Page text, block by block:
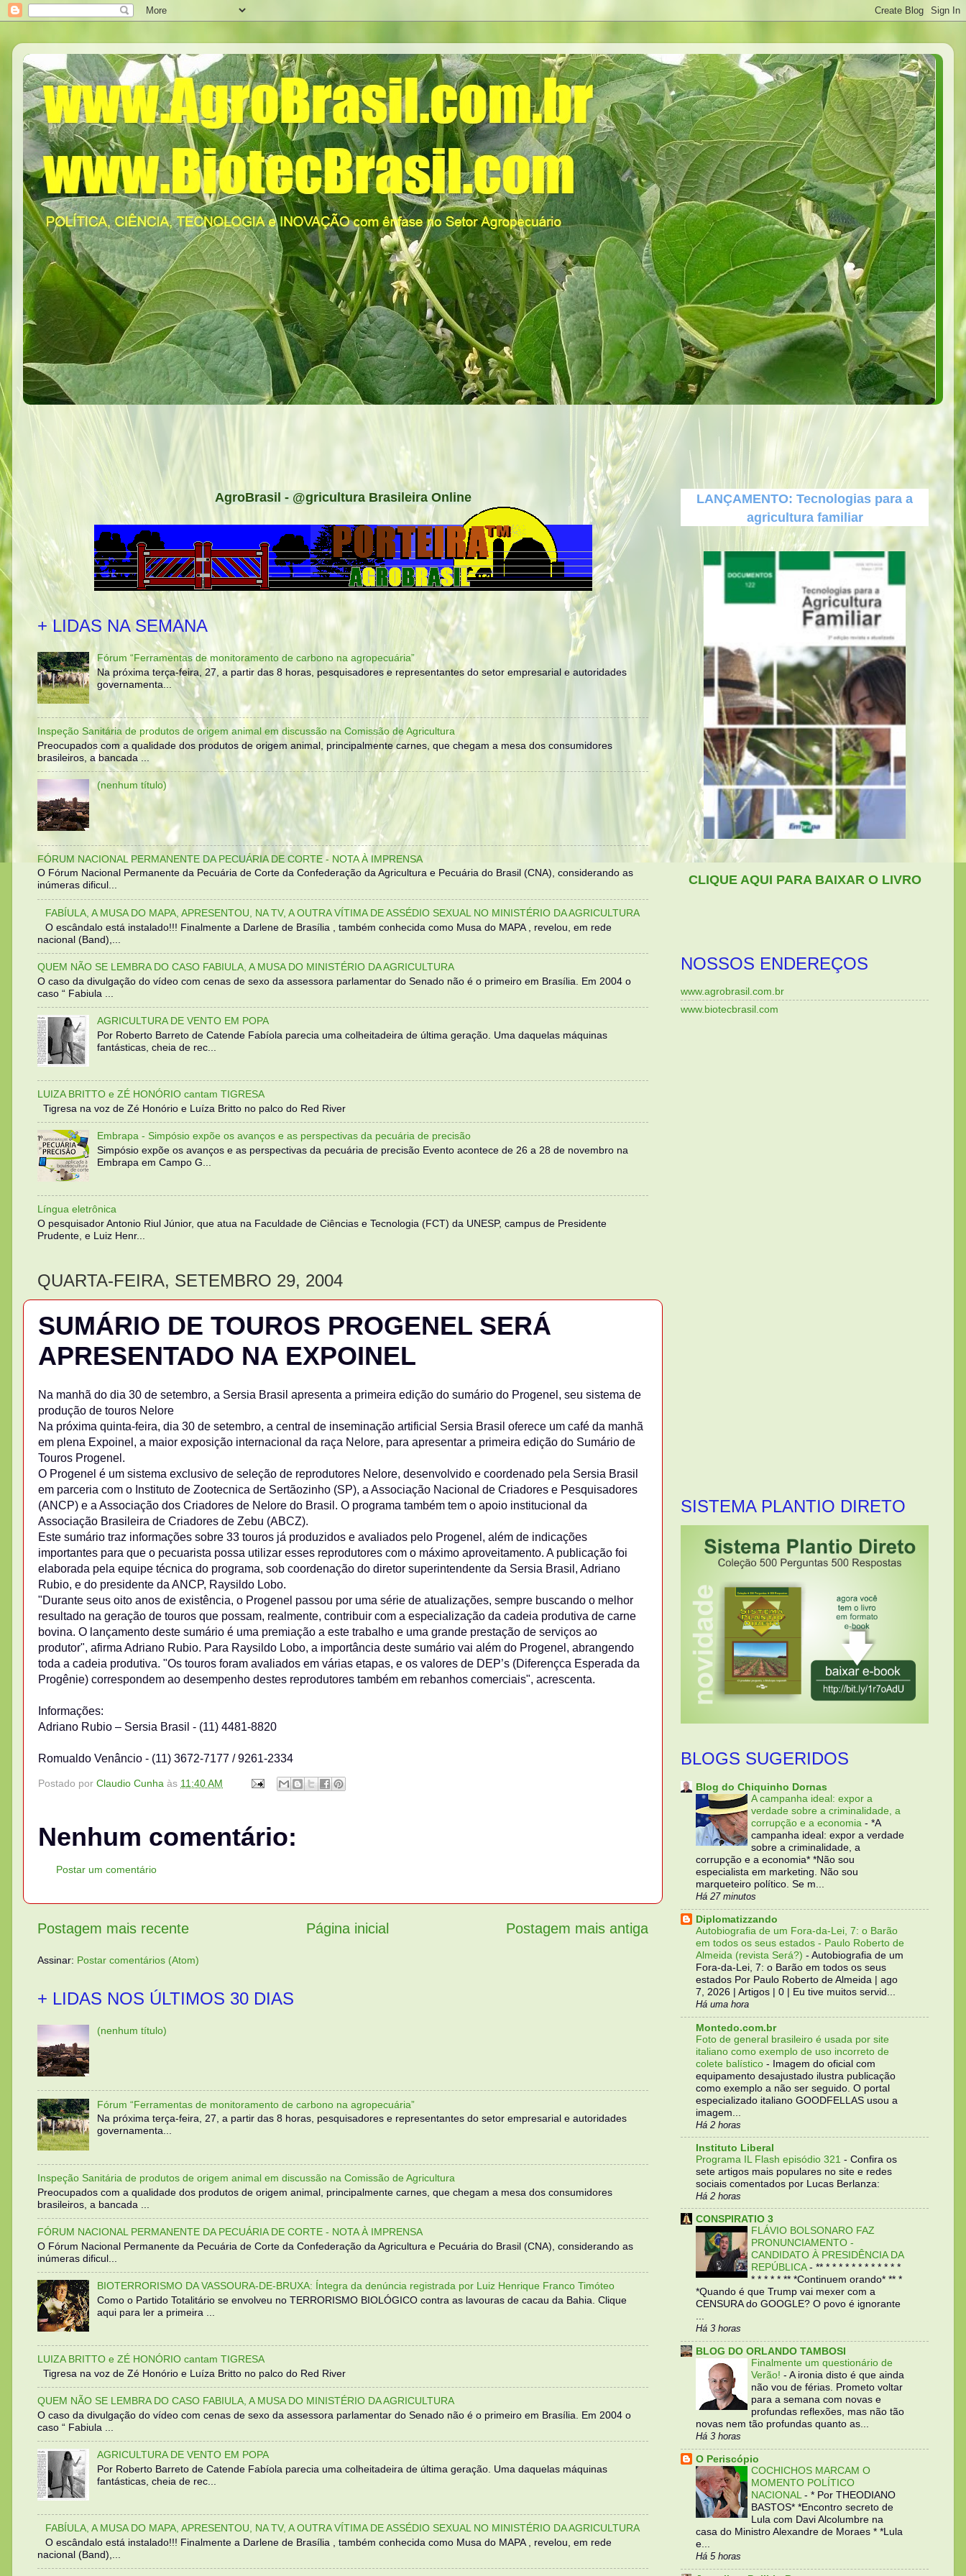
AgroBrasil - @gricultura Brasileira Online
+ LIDAS NA SEMANA
Fórum “Ferramentas de monitoramento de carbono na agropecuária”
Na próxima terça-feira, 27, a partir das 8 horas, pesquisadores e representantes do setor empresarial e autoridades
governamenta...
Inspeção Sanitária de produtos de origem animal em discussão na Comissão de Agricultura
Preocupados com a qualidade dos produtos de origem animal, principalmente carnes, que chegam a mesa dos consumidores
brasileiros, a bancada ...
(nenhum título)
FÓRUM NACIONAL PERMANENTE DA PECUÁRIA DE CORTE - NOTA À IMPRENSA
O Fórum Nacional Permanente da Pecuária de Corte da Confederação da Agricultura e Pecuária do Brasil (CNA), considerando as
inúmeras dificul...
FABÍULA, A MUSA DO MAPA, APRESENTOU, NA TV, A OUTRA VÍTIMA DE ASSÉDIO SEXUAL NO MINISTÉRIO DA AGRICULTURA
O escândalo está instalado!!! Finalmente a Darlene de Brasília , também conhecida como Musa do MAPA , revelou, em rede
nacional (Band),...
QUEM NÃO SE LEMBRA DO CASO FABIULA, A MUSA DO MINISTÉRIO DA AGRICULTURA
O caso da divulgação do vídeo com cenas de sexo da assessora parlamentar do Senado não é o primeiro em Brasília. Em 2004 o
caso “ Fabiula ...
AGRICULTURA DE VENTO EM POPA
Por Roberto Barreto de Catende Fabíola parecia uma colheitadeira de última geração. Uma daquelas máquinas
fantásticas, cheia de rec...
LUIZA BRITTO e ZÉ HONÓRIO cantam TIGRESA
Tigresa na voz de Zé Honório e Luíza Britto no palco do Red River
Embrapa - Simpósio expõe os avanços e as perspectivas da pecuária de precisão
Simpósio expõe os avanços e as perspectivas da pecuária de precisão Evento acontece de 26 a 28 de novembro na
Embrapa em Campo G...
Língua eletrônica
O pesquisador Antonio Riul Júnior, que atua na Faculdade de Ciências e Tecnologia (FCT) da UNESP, campus de Presidente
Prudente, e Luiz Henr...
QUARTA-FEIRA, SETEMBRO 29, 2004
SUMÁRIO DE TOUROS PROGENEL SERÁ
APRESENTADO NA EXPOINEL
Na manhã do dia 30 de setembro, a Sersia Brasil apresenta a primeira edição do sumário do Progenel, seu sistema de
produção de touros Nelore
Na próxima quinta-feira, dia 30 de setembro, a central de inseminação artificial Sersia Brasil oferece um café da manhã
em plena Expoinel, a maior exposição internacional da raça Nelore, para apresentar a primeira edição do Sumário de
Touros Progenel.
O Progenel é um sistema exclusivo de seleção de reprodutores Nelore, desenvolvido e coordenado pela Sersia Brasil
em parceria com o Instituto de Zootecnica de Sertãozinho (SP), a Associação Nacional de Criadores e Pesquisadores
(ANCP) e a Associação dos Criadores de Nelore do Brasil. O programa também tem o apoio institucional da
Associação Brasileira de Criadores de Zebu (ABCZ).
Este sumário traz informações sobre 33 touros já produzidos e avaliados pelo Progenel, além de indicações
importantes para que o pecuarista possa utilizar esses reprodutores com o máximo aproveitamento. A publicação foi
elaborada pela equipe técnica do programa, sob coordenação do diretor superintendente da Sersia Brasil, Adriano
Rubio, e do presidente da ANCP, Raysildo Lobo.
"Durante seus oito anos de existência, o Progenel passou por uma série de atualizações, sempre buscando o melhor
resultado na geração de touros que possam, realmente, contribuir com a especialização da cadeia produtiva de carne
bovina. O lançamento deste sumário é uma premiação a este trabalho e uma grande prestação de serviços ao
produtor", afirma Adriano Rubio. Para Raysildo Lobo, a importância deste sumário vai além do Progenel, abrangendo
toda a cadeia produtiva. "Os touros foram avaliados em várias etapas, e os valores de DEP’s (Diferençca Esperada da
Progênie) correspondem ao desempenho destes reprodutores também em rebanhos comerciais", acrescenta.
Informações:
Adriano Rubio – Sersia Brasil - (11) 4481-8820
Romualdo Venâncio - (11) 3672-7177 / 9261-2334
Postado por Claudio Cunha às 11:40 AM
Nenhum comentário:
Postar um comentário
Postagem mais recente Postagem mais antiga
Página inicial
Assinar: Postar comentários (Atom)
+ LIDAS NOS ÚLTIMOS 30 DIAS
(nenhum título)
Fórum “Ferramentas de monitoramento de carbono na agropecuária”
Na próxima terça-feira, 27, a partir das 8 horas, pesquisadores e representantes do setor empresarial e autoridades
governamenta...
Inspeção Sanitária de produtos de origem animal em discussão na Comissão de Agricultura
Preocupados com a qualidade dos produtos de origem animal, principalmente carnes, que chegam a mesa dos consumidores
brasileiros, a bancada ...
FÓRUM NACIONAL PERMANENTE DA PECUÁRIA DE CORTE - NOTA À IMPRENSA
O Fórum Nacional Permanente da Pecuária de Corte da Confederação da Agricultura e Pecuária do Brasil (CNA), considerando as
inúmeras dificul...
BIOTERRORISMO DA VASSOURA-DE-BRUXA: Íntegra da denúncia registrada por Luiz Henrique Franco Timóteo
Como o Partido Totalitário se envolveu no TERRORISMO BIOLÓGICO contra as lavouras de cacau da Bahia. Clique
aqui para ler a primeira ...
LUIZA BRITTO e ZÉ HONÓRIO cantam TIGRESA
Tigresa na voz de Zé Honório e Luíza Britto no palco do Red River
QUEM NÃO SE LEMBRA DO CASO FABIULA, A MUSA DO MINISTÉRIO DA AGRICULTURA
O caso da divulgação do vídeo com cenas de sexo da assessora parlamentar do Senado não é o primeiro em Brasília. Em 2004 o
caso “ Fabiula ...
AGRICULTURA DE VENTO EM POPA
Por Roberto Barreto de Catende Fabíola parecia uma colheitadeira de última geração. Uma daquelas máquinas
fantásticas, cheia de rec...
FABÍULA, A MUSA DO MAPA, APRESENTOU, NA TV, A OUTRA VÍTIMA DE ASSÉDIO SEXUAL NO MINISTÉRIO DA AGRICULTURA
O escândalo está instalado!!! Finalmente a Darlene de Brasília , também conhecida como Musa do MAPA , revelou, em rede
nacional (Band),...
LANÇAMENTO: Tecnologias para a
agricultura familiar
CLIQUE AQUI PARA BAIXAR O LIVRO
NOSSOS ENDEREÇOS
www.agrobrasil.com.br
www.biotecbrasil.com
SISTEMA PLANTIO DIRETO
BLOGS SUGERIDOS
Blog do Chiquinho Dornas
A campanha ideal: expor a
verdade sobre a criminalidade, a
corrupção e a economia - *A
campanha ideal: expor a verdade
sobre a criminalidade, a
corrupção e a economia* *Não sou
especialista em marketing. Não sou
marqueteiro político. Se m...
Há 27 minutos
Diplomatizzando
Autobiografia de um Fora-da-Lei, 7: o Barão
em todos os seus estados - Paulo Roberto de
Almeida (revista Será?) - Autobiografia de um
Fora-da-Lei, 7: o Barão em todos os seus
estados Por Paulo Roberto de Almeida | ago
7, 2026 | Artigos | 0 | Eu tive muitos servid...
Há uma hora
Montedo.com.br
Foto de general brasileiro é usada por site
italiano como exemplo de uso incorreto de
colete balístico - Imagem do oficial com
equipamento desajustado ilustra publicação
como exemplo a não ser seguido. O portal
especializado italiano GOODFELLAS usou a
imagem...
Há 2 horas
Instituto Liberal
Programa IL Flash episódio 321 - Confira os
sete artigos mais populares no site e redes
sociais comentados por Lucas Berlanza:
Há 2 horas
CONSPIRATIO 3
FLÁVIO BOLSONARO FAZ
PRONUNCIAMENTO -
CANDIDATO À PRESIDÊNCIA DA
REPÚBLICA - ** * * * * * * * * * * * *
* * * * * ** *Continuem orando* ** *
*Quando é que Trump vai mexer com a
CENSURA do GOOGLE? O povo é ignorante
Há 3 horas
BLOG DO ORLANDO TAMBOSI
Finalmente um questionário de
Verão! - A ironia disto é que ainda
não vou de férias. Prometo voltar
para a semana com novas e
profundas reflexões, mas não tão
novas nem tão profundas quanto as...
Há 3 horas
O Periscópio
COCHICHOS MARCAM O
MOMENTO POLÍTICO
NACIONAL - * Por THEODIANO
BASTOS* *Encontro secreto de
Lula com Davi Alcolumbre na
casa do Ministro Alexandre de Moraes * *Lula
e...
Há 5 horas